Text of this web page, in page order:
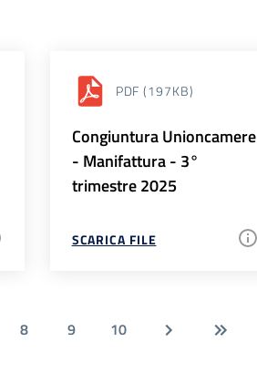
PDF (197KB)
Congiuntura Unioncamere
- Manifattura - 3°
trimestre 2025
SCARICA FILE
8 9 10